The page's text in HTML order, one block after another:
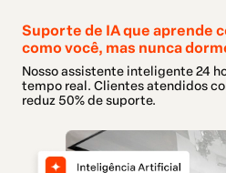
Suporte de IA que aprende
como você, mas nunca
Nosso assistente inteligente 24
tempo real. Clientes atendidos
reduz 50% de suporte.